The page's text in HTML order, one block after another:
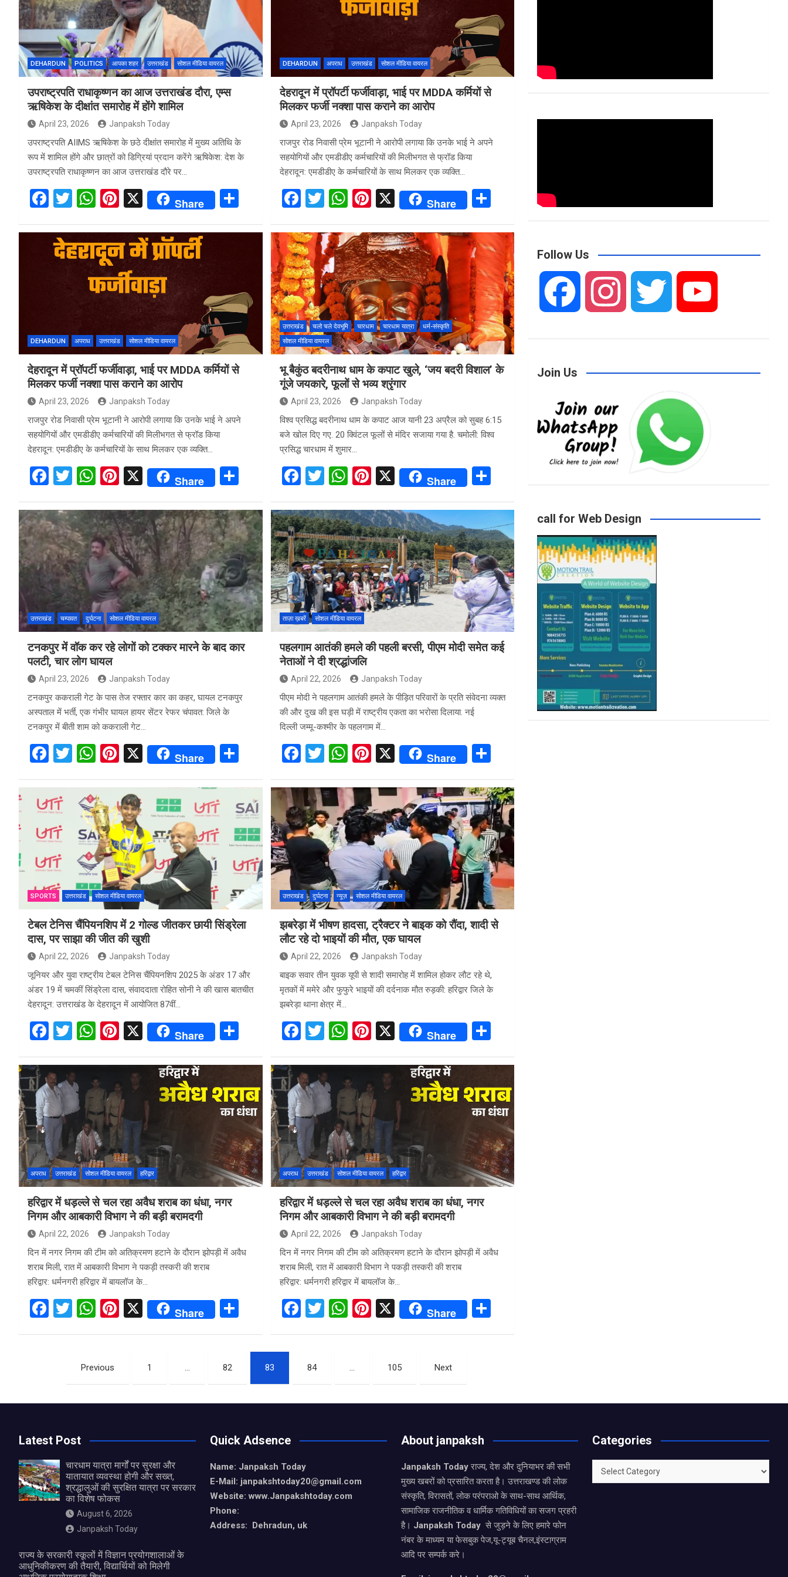
DEHARDUN POLITICS आपका शहर उत्तराखंड सोशल मीडिया वायरल
उपराष्ट्रपति राधाकृष्णन का आज उत्तराखंड दौरा, एम्स
ऋषिकेश के दीक्षांत समारोह में होंगे शामिल
April 23, 2026 Janpaksh Today
उपराष्ट्रपति AIIMS ऋषिकेश के छठे दीक्षांत समारोह में मुख्य अतिथि के
रूप में शामिल होंगे और छात्रों को डिग्रियां प्रदान करेंगे ऋषिकेश: देश के
उपराष्ट्रपति राधाकृष्णन का आज उत्तराखंड दौरे पर…
F
ce
b
T
tt
er
W
at
s
A
p
Pi
er
es
t
X Share
ar
DEHARDUN अपराध उत्तराखंड सोशल मीडिया वायरल
देहरादून में प्रॉपर्टी फर्जीवाड़ा, भाई पर MDDA कर्मियों से
मिलकर फर्जी नक्शा पास कराने का आरोप
April 23, 2026 Janpaksh Today
राजपुर रोड निवासी प्रेम भूटानी ने आरोपी लगाया कि उनके भाई ने अपने
सहयोगियों और एमडीडीए कर्मचारियों की मिलीभगत से फ्रॉड किया
देहरादून: एमडीडीए के कर्मचारियों के साथ मिलकर एक व्यक्ति…
F
ce
b
o
o
k
T
tt
er
W
at
s
A
p
p
Pi
er
es
t
X Share
S
ar
e
DEHARDUN अपराध उत्तराखंड सोशल मीडिया वायरल
देहरादून में प्रॉपर्टी फर्जीवाड़ा, भाई पर MDDA कर्मियों से
मिलकर फर्जी नक्शा पास कराने का आरोप
April 23, 2026 Janpaksh Today
राजपुर रोड निवासी प्रेम भूटानी ने आरोपी लगाया कि उनके भाई ने अपने
सहयोगियों और एमडीडीए कर्मचारियों की मिलीभगत से फ्रॉड किया
देहरादून: एमडीडीए के कर्मचारियों के साथ मिलकर एक व्यक्ति…
F
ce
b
o
o
k
T
tt
er
W
at
s
A
p
p
Pi
er
es
t
X Share
ar
e
उत्तराखंड चलो चले देवभूमि चारधाम चारधाम यात्रा
धर्म-संस्कृति
सोशल मीडिया वायरल
भू बैकुंठ बदरीनाथ धाम के कपाट खुले, ‘जय बदरी विशाल’ के
गूंजे जयकारे, फूलों से भव्य श्रृंगार
April 23, 2026 Janpaksh Today
विश्व प्रसिद्ध बदरीनाथ धाम के कपाट आज यानी 23 अप्रैल को सुबह 6:15
बजे खोल दिए गए. 20 क्विंटल फूलों से मंदिर सजाया गया है. चमोली: विश्व
प्रसिद्ध चारधाम में शुमार…
F
ce
b
o
o
k
T
tt
er
W
at
s
A
p
p
Pi
er
es
t
X Share
S
ar
e
उत्तराखंड चम्पावत दुर्घटना सोशल मीडिया वायरल
टनकपुर में वॉक कर रहे लोगों को टक्कर मारने के बाद कार
पलटी, चार लोग घायल
April 23, 2026 Janpaksh Today
टनकपुर ककराली गेट के पास तेज रफ्तार कार का कहर, घायल टनकपुर
अस्पताल में भर्ती, एक गंभीर घायल हायर सेंटर रेफर चंपावत: जिले के
टनकपुर में बीती शाम को ककराली गेट…
F
ce
b
o
o
k
T
tt
er
W
at
s
A
p
p
Pi
er
es
t
X Share
ar
e
ताज़ा ख़बरें सोशल मीडिया वायरल
पहलगाम आतंकी हमले की पहली बरसी, पीएम मोदी समेत कई
नेताओं ने दी श्रद्धांजलि
April 22, 2026 Janpaksh Today
पीएम मोदी ने पहलगाम आतंकी हमले के पीड़ित परिवारों के प्रति संवेदना व्यक्त
की और दुख की इस घड़ी में राष्ट्रीय एकता का भरोसा दिलाया. नई
दिल्ली जम्मू-कश्मीर के पहलगाम में…
F
ce
b
o
o
T
tt
er
W
at
s
A
p
p
Pi
er
es
t
X Share
S
ar
e
SPORTS उत्तराखंड सोशल मीडिया वायरल
टेबल टेनिस चैंपियनशिप में 2 गोल्ड जीतकर छायी सिंड्रेला
दास, पर साझा की जीत की खुशी
April 22, 2026 Janpaksh Today
जूनियर और युवा राष्ट्रीय टेबल टेनिस चैंपियनशिप 2025 के अंडर 17 और
अंडर 19 में चमकीं सिंड्रेला दास, संवाददाता रोहित सोनी ने की खास बातचीत
देहरादून: उत्तराखंड के देहरादून में आयोजित 87वीं…
F
ce
b
o
o
k
T
tt
er
W
at
s
A
p
p
Pi
er
es
t
X Share
ar
e
उत्तराखंड दुर्घटना न्यूज़ सोशल मीडिया वायरल
झबरेड़ा में भीषण हादसा, ट्रैक्टर ने बाइक को रौंदा, शादी से
लौट रहे दो भाइयों की मौत, एक घायल
April 22, 2026 Janpaksh Today
बाइक सवार तीन युवक यूपी से शादी समारोह में शामिल होकर लौट रहे थे,
मृतकों में ममेरे और फुफुरे भाइयों की दर्दनाक मौत रुड़की: हरिद्वार जिले के
झबरेड़ा थाना क्षेत्र में…
F
ce
b
o
o
k
T
tt
er
W
at
s
A
p
p
Pi
er
es
t
X Share
S
ar
e
अपराध उत्तराखंड सोशल मीडिया वायरल हरिद्वार
हरिद्वार में धड़ल्ले से चल रहा अवैध शराब का धंधा, नगर
निगम और आबकारी विभाग ने की बड़ी बरामदगी
April 22, 2026 Janpaksh Today
दिन में नगर निगम की टीम को अतिक्रमण हटाने के दौरान झोपड़ी में अवैध
शराब मिली, रात में आबकारी विभाग ने पकड़ी तस्करी की शराब
हरिद्वार: धर्मनगरी हरिद्वार में बायलॉज के…
F
o
T
er
W
s
A
p
Pi
t
X Share
अपराध उत्तराखंड सोशल मीडिया वायरल हरिद्वार
हरिद्वार में धड़ल्ले से चल रहा अवैध शराब का धंधा, नगर
निगम और आबकारी विभाग ने की बड़ी बरामदगी
April 22, 2026 Janpaksh Today
दिन में नगर निगम की टीम को अतिक्रमण हटाने के दौरान झोपड़ी में अवैध
शराब मिली, रात में आबकारी विभाग ने पकड़ी तस्करी की शराब
हरिद्वार: धर्मनगरी हरिद्वार में बायलॉज के…
F
b
o
o
T W
s
A
p
Pi
es
t
X Share
S
pagination
Previous 1 82 83 84 105 Next
Follow Us
e
b
o
k
s
r
a
m
i u
Join Us
call for Web Design
Latest Post
चारधाम यात्रा मार्गों पर सुरक्षा और
यातायात व्यवस्था होगी और सख्त,
श्रद्धालुओं की सुरक्षित यात्रा पर सरकार
का विशेष फोकस
August 6, 2026
Janpaksh Today
राज्य के सरकारी स्कूलों में विज्ञान प्रयोगशालाओं के
आधुनिकीकरण की तैयारी, विद्यार्थियों को मिलेगी
Quick Adsence
Name: Janpaksh Today
E-Mail: janpakshtoday20@gmail.com
Website: www.Janpakshtoday.com
Phone:
Address: Dehradun, uk
About janpaksh
Janpaksh Todayराज्य, देश और दुनियाभर की सभी
मुख्य खबरों को प्रसारित करता है। उत्तराखण्ड की लोक
संस्कृति, विरासतों, लोक परंपराओ के साथ-साथ आर्थिक,
सामाजिक राजनीतिक व धार्मिक गतिविधियों का सजग प्रहरी
है। Janpaksh Today से जुड़ने के लिए हमारे फोन
नंबर के माध्यम या फेसबुक पेज,यू-ट्यूब चैनल,इंस्टाग्राम
आदि पर सम्पर्क करे।
Categories
Categories